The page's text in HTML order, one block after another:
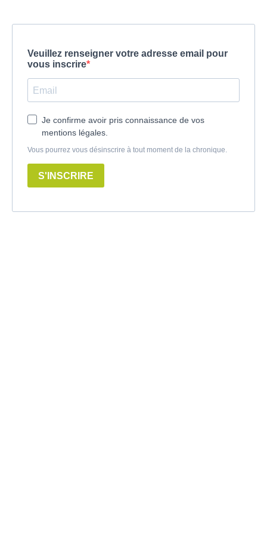
Veuillez renseigner votre adresse email pour
vous inscrire
Je confirme avoir pris connaissance de vos
mentions légales.
Vous pourrez vous désinscrire à tout moment de la chronique.
S'INSCRIRE